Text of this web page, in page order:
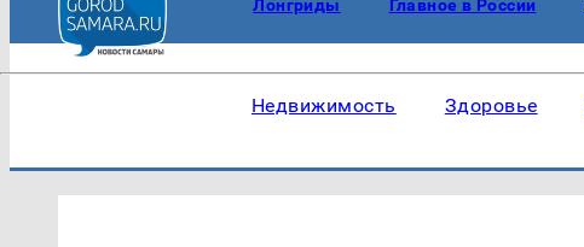
Лонгриды Главное в России
Недвижимость Здоровье